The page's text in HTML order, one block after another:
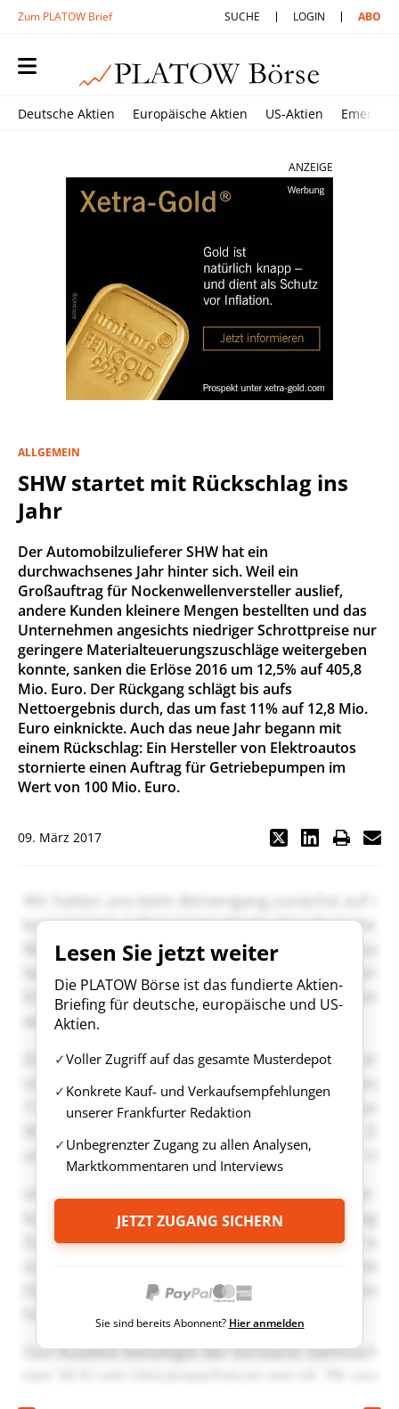
Zum PLATOW Brief SUCHE LOGIN ABO
Deutsche Aktien Europäische Aktien US-Aktien
ANZEIGE
ALLGEMEIN
SHW startet mit Rückschlag ins
Jahr
Der Automobilzulieferer SHW hat ein
durchwachsenes Jahr hinter sich. Weil ein
Großauftrag für Nockenwellenversteller auslief,
andere Kunden kleinere Mengen bestellten und das
Unternehmen angesichts niedriger Schrottpreise nur
geringere Materialteuerungszuschläge weitergeben
konnte, sanken die Erlöse 2016 um 12,5% auf 405,8
Mio. Euro. Der Rückgang schlägt bis aufs
Nettoergebnis durch, das um fast 11% auf 12,8 Mio.
Euro einknickte. Auch das neue Jahr begann mit
einem Rückschlag: Ein Hersteller von Elektroautos
stornierte einen Auftrag für Getriebepumpen im
Wert von 100 Mio. Euro.
09. März 2017
Lesen Sie jetzt weiter
Die PLATOW Börse ist das fundierte Aktien-
Briefing für deutsche, europäische und US-
Aktien.
Voller Zugriff auf das gesamte Musterdepot
Konkrete Kauf- und Verkaufsempfehlungen
unserer Frankfurter Redaktion
Unbegrenzter Zugang zu allen Analysen,
Marktkommentaren und Interviews
JETZT ZUGANG SICHERN
Sie sind bereits Abonnent? Hier anmelden